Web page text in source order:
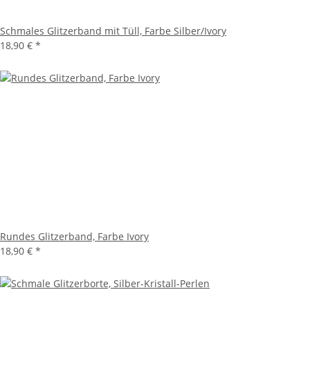
Schmales Glitzerband mit Tüll, Farbe Silber/Ivory
18,90 € *
Rundes Glitzerband, Farbe Ivory
18,90 € *